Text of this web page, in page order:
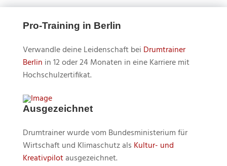
Pro-Training in Berlin
Verwandle deine Leidenschaft bei Drumtrainer
Berlin in 12 oder 24 Monaten in eine Karriere mit
Hochschulzertifikat.
Ausgezeichnet
Drumtrainer wurde vom Bundesministerium für
Wirtschaft und Klimaschutz als Kultur- und
Kreativpilotausgezeichnet.